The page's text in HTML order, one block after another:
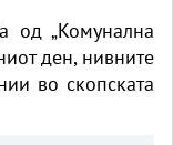
од „Комунална
ден, нивните
во скопската